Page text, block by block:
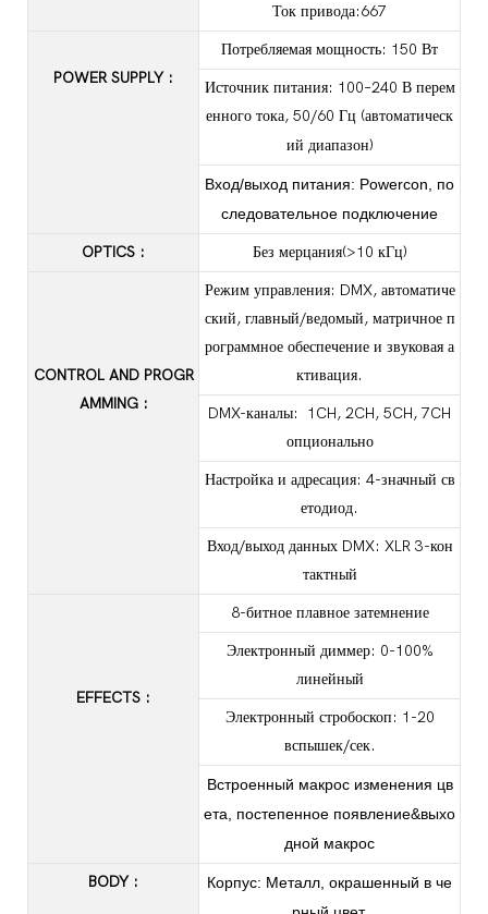
Ток привода:667
POWER SUPPLY :
Потребляемая мощность: 150 Вт
Источник питания: 100–240 В перем
енного тока, 50/60 Гц (автоматическ
ий диапазон)
Вход/выход питания: Powercon, по
следовательное подключение
OPTICS : Без мерцания(>10 кГц)
CONTROL AND PROGR
AMMING :
Режим управления: DMX, автоматиче
ский, главный/ведомый, матричное п
рограммное обеспечение и звуковая а
ктивация.
DMX-каналы: 1CH, 2CH, 5CH, 7CH
опционально
Настройка и адресация: 4-значный св
етодиод.
Вход/выход данных DMX: XLR 3-кон
тактный
EFFECTS :
8-битное плавное затемнение
Электронный диммер: 0-100%
линейный
Электронный стробоскоп: 1-20
вспышек/сек.
Встроенный макрос изменения цв
ета, постепенное появление&выхо
дной макрос
BODY :
Корпус: Металл, окрашенный в че